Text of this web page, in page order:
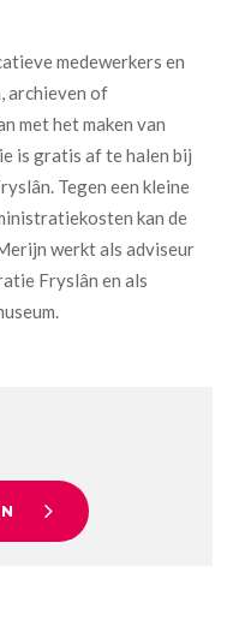
medewerkers en
archieven of
met het maken van
is gratis af te halen bij
Tegen een kleine
kan de
werkt als adviseur
Fryslân en als